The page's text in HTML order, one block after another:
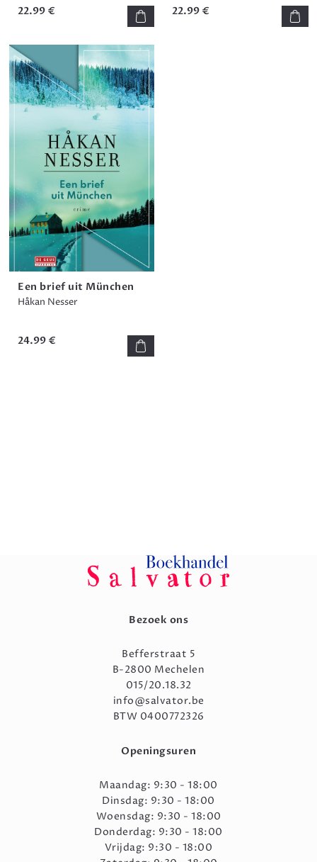
22.99 € 22.99 €
Een brief uit München
Håkan Nesser
24.99 €
Bezoek ons
Befferstraat 5
B-2800 Mechelen
015/20.18.32
info@salvator.be
BTW 0400772326
Openingsuren
Maandag: 9:30 - 18:00
Dinsdag: 9:30 - 18:00
Woensdag: 9:30 - 18:00
Donderdag: 9:30 - 18:00
Vrijdag: 9:30 - 18:00